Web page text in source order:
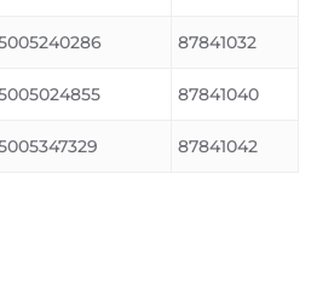
87841032
87841040
87841042